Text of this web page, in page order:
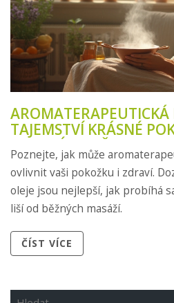
AROMATERAPEUTICKÁ
TAJEMSTVÍ KRÁSNÉ
ZDRAVÉHO TĚLA
Poznejte, jak může
ovlivnit vaši pokožku i zdraví.
oleje jsou nejlepší, jak probíhá
liší od běžných masáží.
ČÍST VÍCE